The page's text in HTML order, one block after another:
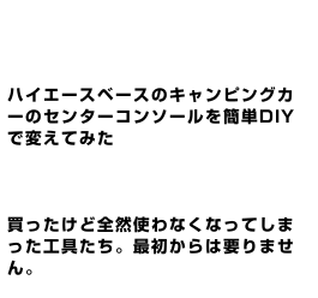
ハイエースベースのキャンピングカ
ーのセンターコンソールを簡単DIY
で変えてみた
買ったけど全然使わなくなってしま
った工具たち。最初からは要りませ
ん。